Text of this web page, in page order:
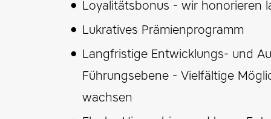
Loyalitätsbonus - wir honorieren
Lukratives Prämienprogramm
Langfristige Entwicklungs- und
Führungsebene - Vielfältige
wachsen